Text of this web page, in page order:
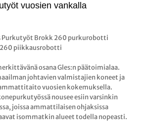
vuosien vankalla
piikkausrobotti
osana Gles:n päätoimialaa.
johtavien valmistajien koneet ja
vuosien kokemuksella.
nousee esiin varsinkin
joissa ammattilaisen ohjaksissa
isommatkin alueet todella nopeasti.